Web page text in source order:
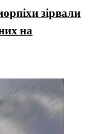
зірвали
на